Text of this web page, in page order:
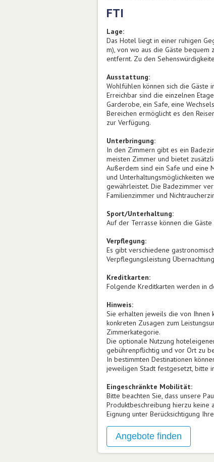
FTI
Lage:
Das Hotel liegt in einer ruhigen
m), von wo aus die Gäste bequem
entfernt. Zu den
Ausstattung:
Wohlfühlen können sich die Gäste
Erreichbar sind die einzelnen
Garderobe, ein Safe, eine
Bereichen ermöglicht es den
zur Verfügung.
Unterbringung:
In den Zimmern gibt es ein
meisten Zimmer und bietet
Außerdem sind ein Safe und eine
und Unterhaltungsmöglichkeiten
gewährleistet. Die Badezimmer
Familienzimmer und
Sport/Unterhaltung:
Auf der Terrasse können die
Verpflegung:
Es gibt verschiedene
Verpflegungsleistung
Kreditkarten:
Folgende Kreditkarten werden in
Hinweis:
Sie erhalten jeweils die von Ihnen
konkreten Zusagen zum
Zimmerkategorie.
Die optionale Nutzung
gebührenpflichtig und vor Ort zu
In bestimmten Destinationen
jeweiligen Stadt festgesetzt, bitte
Eingeschränkte Mobilität:
Bitte beachten Sie, dass unsere
Produktbeschreibung hierzu keine
Eignung unter Berücksichtigung